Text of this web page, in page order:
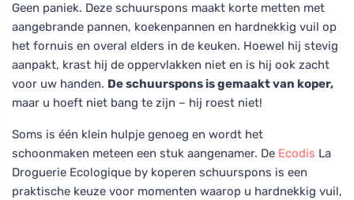
Geen paniek. Deze schuurspons maakt korte metten met
aangebrande pannen, koekenpannen en hardnekkig vuil op
het fornuis en overal elders in de keuken. Hoewel hij stevig
aanpakt, krast hij de oppervlakken niet en is hij ook zacht
voor uw handen. De schuurspons is gemaakt van koper,
maar u hoeft niet bang te zijn – hij roest niet!
Soms is één klein hulpje genoeg en wordt het
schoonmaken meteen een stuk aangenamer. De Ecodis La
Droguerie Ecologique by koperen schuurspons is een
praktische keuze voor momenten waarop u hardnekkig vuil,